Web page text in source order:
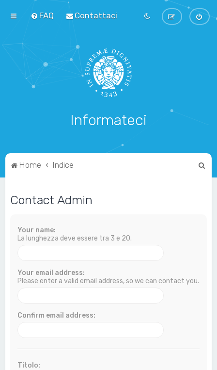
FAQ Contattaci
Informateci
Home Indice
Contact Admin
Your name:
La lunghezza deve essere tra 3 e 20.
Your email address:
Please enter a valid email address, so we can contact you.
Confirm email address:
Titolo: